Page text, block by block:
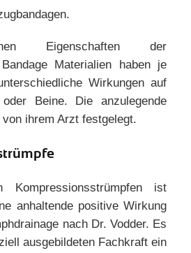
Eigenschaften der
Materialien haben je
Wirkungen auf
Beine. Die anzulegende
ihrem Arzt festgelegt.
ist
anhaltende positive Wirkung
nach Dr. Vodder. Es
ausgebildeten Fachkraft ein